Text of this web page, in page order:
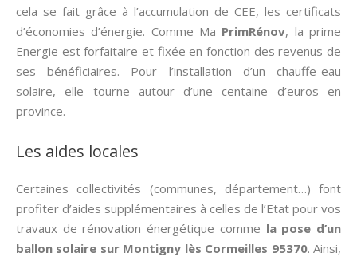
cela se fait grâce à l’accumulation de CEE, les certificats
d’économies d’énergie. Comme Ma PrimRénov, la prime
Energie est forfaitaire et fixée en fonction des revenus de
ses bénéficiaires. Pour l’installation d’un chauffe-eau
solaire, elle tourne autour d’une centaine d’euros en
province.
Les aides locales
Certaines collectivités (communes, département…) font
profiter d’aides supplémentaires à celles de l’Etat pour vos
travaux de rénovation énergétique comme la pose d’un
ballon solaire sur Montigny lès Cormeilles 95370. Ainsi,